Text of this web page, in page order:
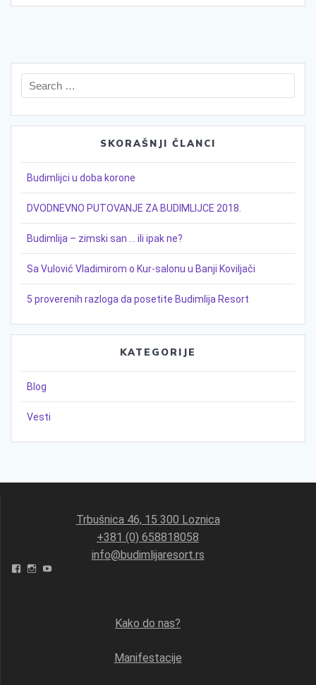
for:
SKORAŠNJI ČLANCI
Budimlijci u doba korone
DVODNEVNO PUTOVANJE ZA BUDIMLIJCE 2018.
Budimlija – zimski san … ili ipak ne?
Sa Vulović Vladimirom o Kur-salonu u Banji Koviljači
5 proverenih razloga da posetite Budimlija Resort
KATEGORIJE
Blog
Vesti
Trbušnica 46, 15 300 Loznica
+381 (0) 658818058
info@budimlijaresort.rs
FacebookInstagram
Kako do nas?
Manifestacije